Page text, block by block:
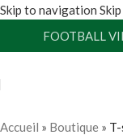
Skip to navigation
FOOTBALL
Accueil » Boutique »